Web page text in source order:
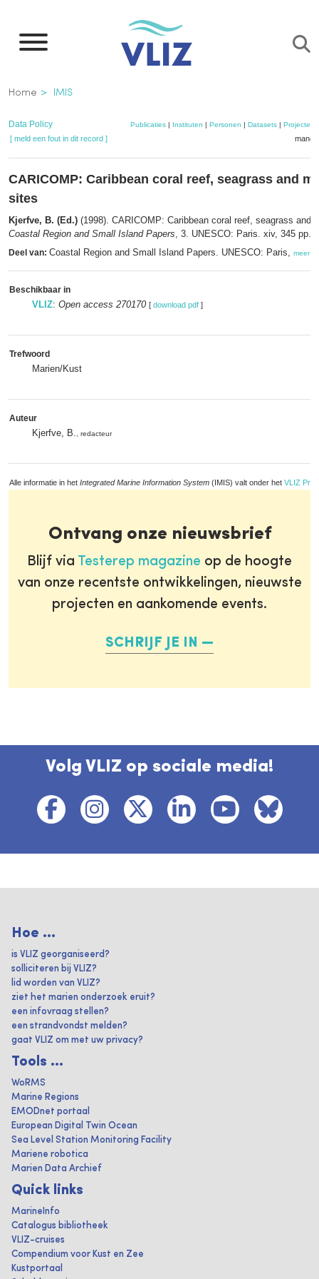
naar
inhoud
gaan
Kruimelpad
Home IMIS
Data Policy Publicaties | Instituten | Personen | Datasets | Projecten
[ meld een fout in dit record ]
CARICOMP: Caribbean coral reef, seagrass and
sites
Kjerfve, B. (Ed.) (1998). CARICOMP: Caribbean coral reef, seagrass and
Coastal Region and Small Island Papers, 3. UNESCO: Paris. xiv, 345 pp.
Deel van: Coastal Region and Small Island Papers. UNESCO: Paris, meer
Beschikbaar in
VLIZ: Open access 270170 [ download pdf ]
Trefwoord
Marien/Kust
Auteur
Kjerfve, B. , redacteur
Alle informatie in het Integrated Marine Information System (IMIS) valt onder het VLIZ
Ontvang onze nieuwsbrief
Blijf via Testerep magazine op de hoogte
van onze recentste ontwikkelingen, nieuwste
projecten en aankomende events.
SCHRIJF JE IN
Volg VLIZ op sociale media!
Hoe ...
is VLIZ georganiseerd?
solliciteren bij VLIZ?
lid worden van VLIZ?
ziet het marien onderzoek eruit?
een infovraag stellen?
een strandvondst melden?
gaat VLIZ om met uw privacy?
Tools ...
WoRMS
Marine Regions
EMODnet portaal
European Digital Twin Ocean
Sea Level Station Monitoring Facility
Mariene robotica
Marien Data Archief
Quick links
MarineInfo
Catalogus bibliotheek
VLIZ-cruises
Compendium voor Kust en Zee
Kustportaal